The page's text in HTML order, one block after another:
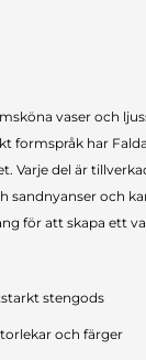
vaser och
formspråk har
Varje del är
sandnyanser och
för att skapa ett
stengods
och färger